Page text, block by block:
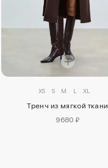
XS S M L XL
Тренч из мягкой ткани
9680 ₽